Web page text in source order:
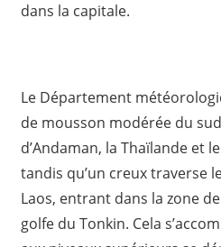
dans la capitale.
Le Département
de mousson modérée du
d’Andaman, la Thaïlande et
tandis qu’un creux traverse
Laos, entrant dans la zone
golfe du Tonkin. Cela